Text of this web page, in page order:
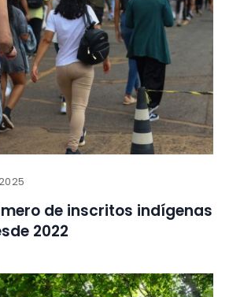
de inscritos indígenas
2022